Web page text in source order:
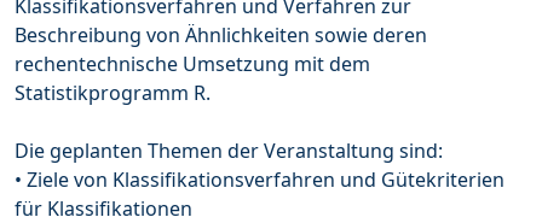
Klassifikationsverfahren und Verfahren zur
Beschreibung von Ähnlichkeiten sowie deren
rechentechnische Umsetzung mit dem
Statistikprogramm R.
Die geplanten Themen der Veranstaltung sind:
• Ziele von Klassifikationsverfahren und Gütekriterien
für Klassifikationen